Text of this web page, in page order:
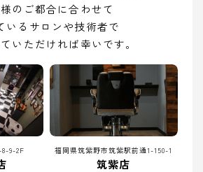
のご都合に合わせて
いるサロンや技術者で
いただければ幸いです。
9-2F 福岡県筑紫野市筑紫駅前通1-150-1
筑紫店